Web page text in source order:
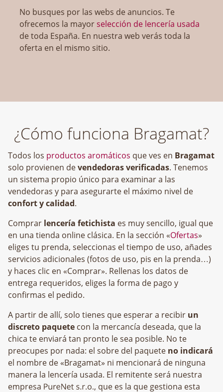
No busques por las webs de anuncios. Te
ofrecemos la mayorselección de lencería usada
de toda España. En nuestra web verás toda la
oferta en el mismo sitio.
¿Cómo funciona Bragamat?
Todos los productos aromáticos que ves en Bragamat
solo provienen devendedoras verificadas. Tenemos
un sistema propio único para examinar a las
vendedoras y para asegurarte el máximo nivel de
confort y calidad.
Comprar lencería fetichista es muy sencillo, igual que
en una tienda online clásica. En la sección «Ofertas»
eliges tu prenda, seleccionas el tiempo de uso, añades
servicios adicionales (fotos de uso, pis en la prenda…)
y haces clic en «Comprar». Rellenas los datos de
entrega requeridos, eliges la forma de pago y
confirmas el pedido.
A partir de allí, solo tienes que esperar a recibir un
discreto paquete con la mercancía deseada, que la
chica te enviará tan pronto le sea posible. No te
preocupes por nada: el sobre del paquete no indicará
el nombre de «Bragamat» ni mencionará de ninguna
manera la lencería usada. El remitente será nuestra
empresa
, que es la que gestiona esta